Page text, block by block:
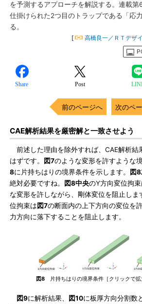
を予測するアプローチを解説する。連載第
仕掛けられた2つ目のトラップである「応
る。
[ 高橋良一／ＲＴデザ
Share Post
前のページへ 次のペ
CAE解析結果を厳密解と一致させよう
前述した理由を除外すれば、CAE解析結
はずです。
図7のような変形を許すような
8に片持ちはりの境界条件を示します。 図
絶対必要ですね。
図8中央のY方向変位拘
な変形を許しながら、剛体変位を阻止しま
位拘束は図7の断面内の上下方向の変位を
力方向に落下することを阻止します。
図8 片持ちはりの境界条件［クリックで拡
図9に解析結果、 図10に板厚方向分割数